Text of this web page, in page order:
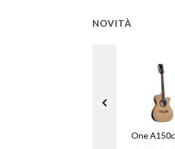
NOVITÀ
One